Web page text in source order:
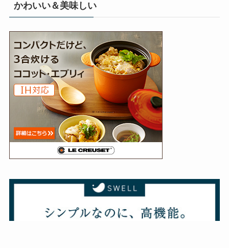
かわいい＆美味しい